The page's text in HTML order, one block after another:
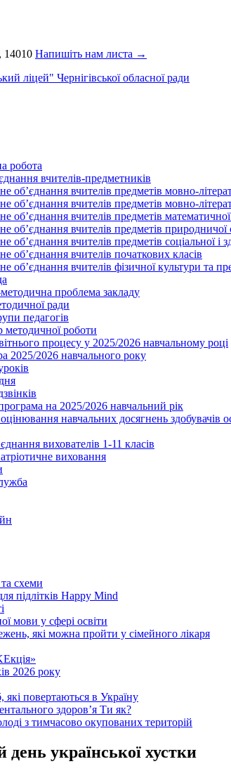
14010 Напишіть нам листа →
ліцей" Чернігівської обласної ради
робота
вчителів-предметників
об’єднання вчителів предметів мовно-
об’єднання вчителів предметів мовно-
об’єднання вчителів предметів
об’єднання вчителів предметів природничої
об’єднання вчителів предметів соціальної і
об’єднання вчителів початкових класів
об’єднання вчителів фізичної культури та
проблема закладу
ради
педагогів
методичної роботи
процесу у 2025/2026 навчальному році
2025/2026 навчального року
на 2025/2026 навчальний рік
навчальних досягнень здобувачів
вихователів 1-11 класів
виховання
схеми
підлітків Happy Mind
мови у сфері освіти
які можна пройти у сімейного лікаря
2026 року
повертаються в Україну
здоров’я Ти як?
з тимчасово окупованих територій
день української хустки